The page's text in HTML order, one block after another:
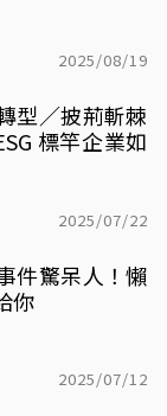
2025/08/19
型／披荊斬棘
標竿企業如
2025/07/22
件驚呆人！懶
你
2025/07/12